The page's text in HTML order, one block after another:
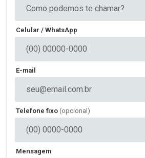
Celular / WhatsApp
E-mail
Telefone fixo (opcional)
Mensagem